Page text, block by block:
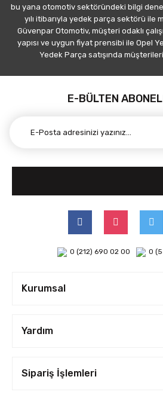
bu yana otomotiv sektöründeki bilgi
yılı itibarıyla yedek parça sektörü ile
Güvenpar Otomotiv, müşteri odaklı
yapısı ve uygun fiyat prensibi ile Opel
Yedek Parça satışında
E-BÜLTEN
0 (212) 690 02 00 0
Kurumsal
Yardım
Sipariş İşlemleri